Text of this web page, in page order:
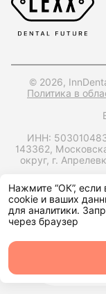
© 2026,
Политика в
ИНН:
143362,
округ, г.
Запрос
Нажмите “ОК”, если
cookie и ваших
для аналитики.
через браузер